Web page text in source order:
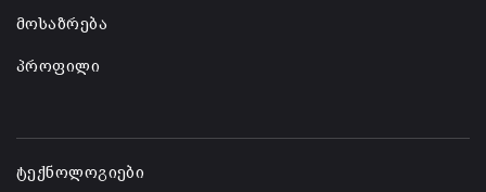
მოსაზრება
პროფილი
ტექნოლოგიები